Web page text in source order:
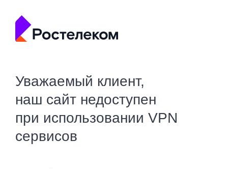
Уважаемый клиент,
наш сайт недоступен
при использовании VPN
сервисов